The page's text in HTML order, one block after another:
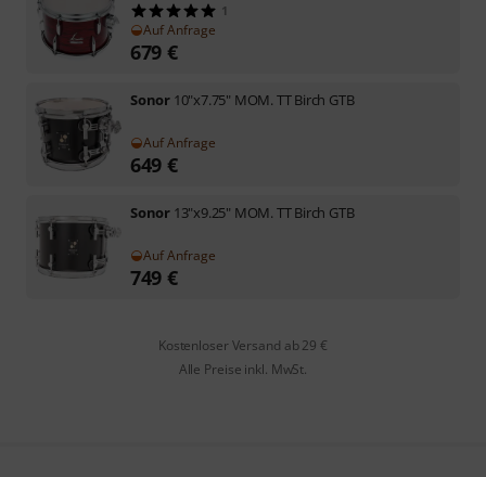
1
Auf Anfrage
679 €
Sonor 10"x7.75" MOM. TT Birch GTB
Auf Anfrage
649 €
Sonor 13"x9.25" MOM. TT Birch GTB
Auf Anfrage
749 €
Kostenloser Versand ab 29 €
Alle Preise inkl. MwSt.